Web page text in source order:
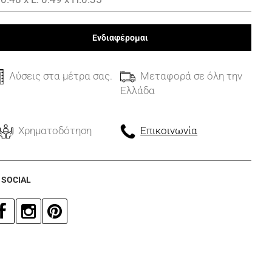
Ενδιαφέρομαι
Λύσεις στα μέτρα σας.
Μεταφορά σε όλη την
Ελλάδα
Χρηματοδότηση Επικοινωνία
SOCIAL